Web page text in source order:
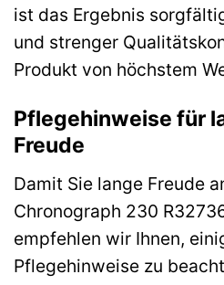
ist das Ergebnis
und strenger
Produkt von höchstem
Pflegehinweise für
Freude
Damit Sie lange Freude
Chronograph 230
empfehlen wir Ihnen,
Pflegehinweise zu